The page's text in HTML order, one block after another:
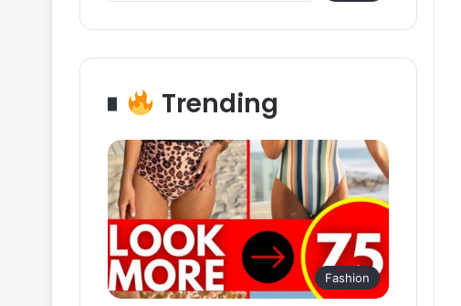
Trending
Fashion